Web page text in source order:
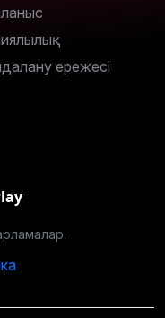
ережесі